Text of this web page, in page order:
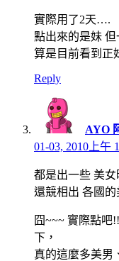
實際用了2天….
點出來的是妹
算是目前看到正
Reply
AYO
01-03, 2010上午
都是出一些 美女
還競相出 各國
囧~~~ 實際點吧
下，
真的這麼多美男